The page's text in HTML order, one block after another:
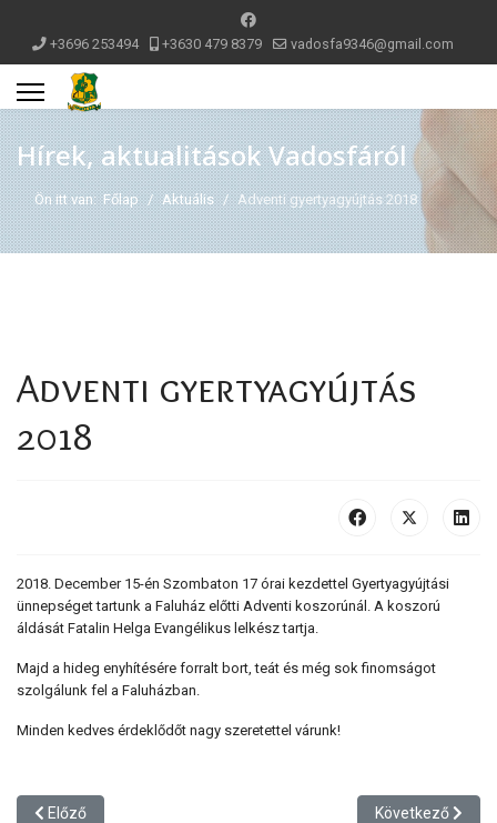
+3696 253494 +3630 479 8379 vadosfa9346@gmail.com
Hírek, aktualitások Vadosfáról
Ön itt van:Főlap Aktuális Adventi gyertyagyújtás 2018
Adventi gyertyagyújtás
2018
2018. December 15-én Szombaton 17 órai kezdettel Gyertyagyújtási
ünnepséget tartunk a Faluház előtti Adventi koszorúnál. A koszorú
áldását Fatalin Helga Evangélikus lelkész tartja.
Majd a hideg enyhítésére forralt bort, teát és még sok finomságot
szolgálunk fel a Faluházban.
Minden kedves érdeklődőt nagy szeretettel várunk!
Előző cikk: Gépbeszerzés Mihályi és Vadosfai külterületi utak
Előző Következő cikk:
Következő